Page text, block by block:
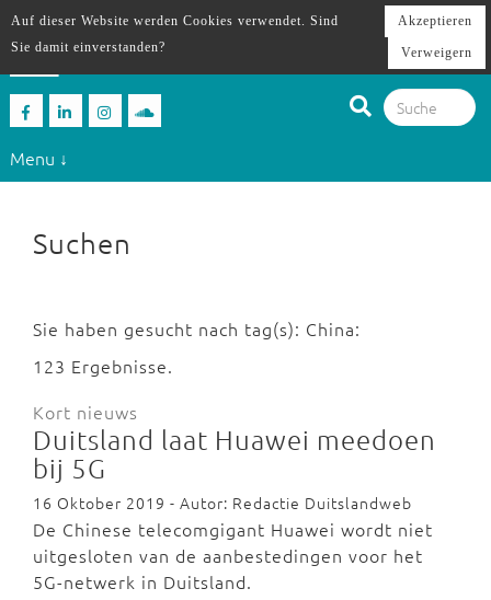
Menu ↓
Suchen
Sie haben gesucht nach tag(s): China:
123 Ergebnisse.
Kort nieuws
Duitsland laat Huawei meedoen
bij 5G
16 Oktober 2019 - Autor: Redactie Duitslandweb
De Chinese telecomgigant Huawei wordt niet
uitgesloten van de aanbestedingen voor het
5G-netwerk in Duitsland.
Auf dieser Website werden Cookies verwendet. Sind
Sie damit einverstanden?
Akzeptieren
Verweigern